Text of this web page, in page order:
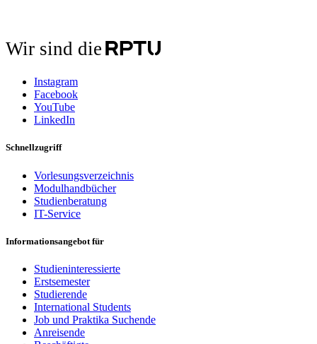
Wir sind die
Instagram
Facebook
YouTube
LinkedIn
Schnellzugriff
Vorlesungsverzeichnis
Modulhandbücher
Studienberatung
IT-Service
Informationsangebot für
Studieninteressierte
Erstsemester
Studierende
International Students
Job und Praktika Suchende
Anreisende